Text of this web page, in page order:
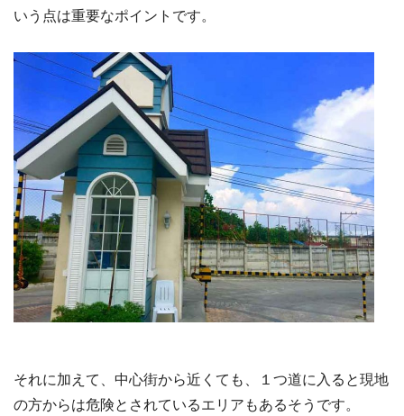
いう点は重要なポイントです。
それに加えて、中心街から近くても、１つ道に入ると現地
の方からは危険とされているエリアもあるそうです。